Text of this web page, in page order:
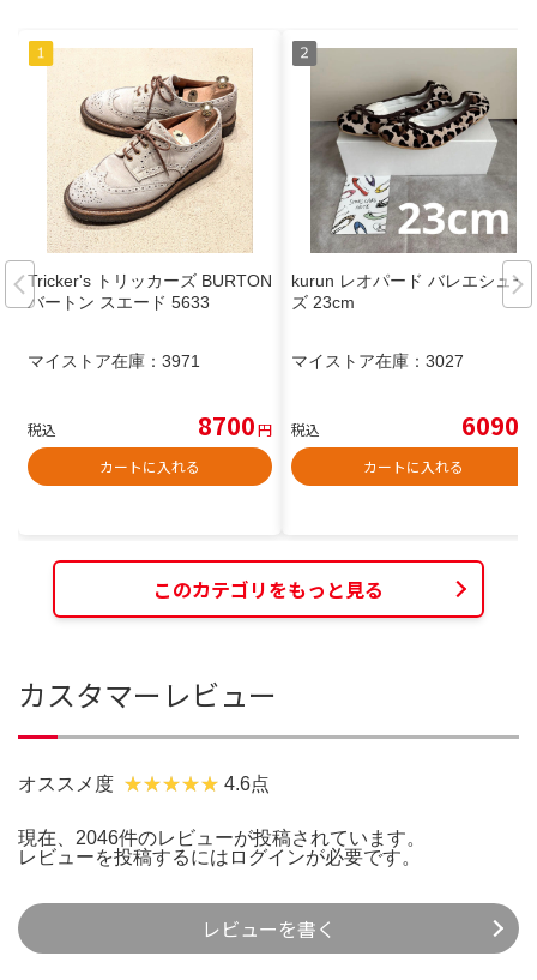
Tricker's トリッカーズ BURTON
バートン スエード 5633
マイストア在庫： 3971
税込 8700円
カートに入れる
kurun レオパード バレエシュー
ズ 23cm
マイストア在庫： 3027
税込 6090
カートに入れる
このカテゴリをもっと見る
カスタマーレビュー
オススメ度 4.6点
現在、2046件のレビューが投稿されています。
レビューを投稿するには ログインが必要です。
レビューを書く